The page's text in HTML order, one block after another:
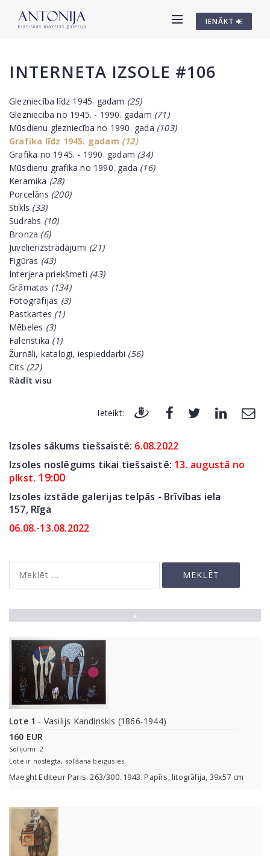
IENĀKT
INTERNETA IZSOLE #106
Glezniecība līdz 1945. gadam (25)
Glezniecība no 1945. - 1990. gadam (71)
Mūsdienu glezniecība no 1990. gada (103)
Grafika līdz 1945. gadam (12)
Grafika no 1945. - 1990. gadam (34)
Mūsdienu grafika no 1990. gada (16)
Keramika (28)
Porcelāns (200)
Stikls (33)
Sudrabs (10)
Bronza (6)
Juvelierizstrādājumi (21)
Figūras (43)
Interjera priekšmeti (43)
Grāmatas (134)
Fotogrāfijas (3)
Pastkartes (1)
Mēbeles (3)
Faleristika (1)
Žurnāli, katalogi, iespieddarbi (56)
Cits (22)
Rādīt visu
Ieteikt:
Izsoles sākums tiešsaistē: 6.08.2022
Izsoles noslēgums tikai tiešsaistē: 13. augustā no
plkst. 19:00
Izsoles izstāde galerijas telpās - Brīvības iela
157, Rīga
06.08.-13.08.2022
Lote 1 - Vasilijs Kandinskis (1866-1944)
160 EUR
Solījumi: 2
Lote ir noslēgta, solīšana beigusies
Maeght Editeur Paris. 263/300. 1943. Papīrs, litogrāfija, 39x57 cm